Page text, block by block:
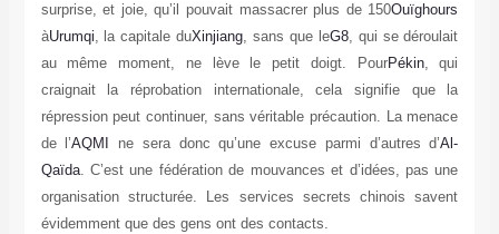
surprise, et joie, qu’il pouvait massacrer plus de 150Ouïghours
àUrumqi, la capitale duXinjiang, sans que leG8, qui se déroulait
au même moment, ne lève le petit doigt. PourPékin, qui
craignait la réprobation internationale, cela signifie que la
répression peut continuer, sans véritable précaution. La menace
de l’AQMI ne sera donc qu’une excuse parmi d’autres d’Al-
Qaïda. C’est une fédération de mouvances et d’idées, pas une
organisation structurée. Les services secrets chinois savent
évidemment que des gens ont des contacts.